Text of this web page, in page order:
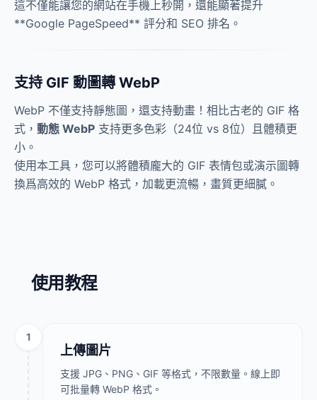
這不僅能讓您的網站在手機上秒開，還能顯著提升
**Google PageSpeed** 評分和 SEO 排名。
支持 GIF 動圖轉 WebP
WebP 不僅支持靜態圖，還支持動畫！相比古老的 GIF 格
式， 動態 WebP 支持更多色彩（24位 vs 8位）且體積更
小。
使用本工具，您可以將體積龐大的 GIF 表情包或演示圖轉
換爲高效的 WebP 格式，加載更流暢，畫質更細膩。
使用教程
1
上傳圖片
支援 JPG、PNG、GIF 等格式，不限數量。線上即
可批量轉 WebP 格式。